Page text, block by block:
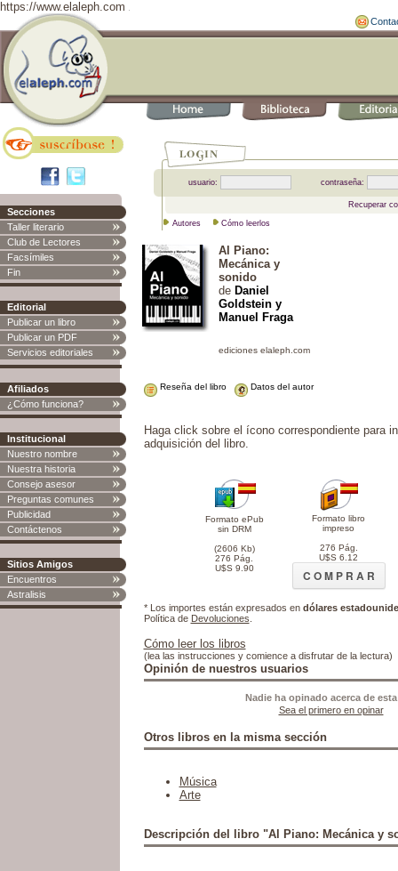
https://www.elaleph.com
Secciones
Taller literario
Club de Lectores
Facsímiles
Fin
Editorial
Publicar un libro
Publicar un PDF
Servicios editoriales
Afiliados
¿Cómo funciona?
Institucional
Nuestro nombre
Nuestra historia
Consejo asesor
Preguntas comunes
Publicidad
Contáctenos
Sitios Amigos
Encuentros
Astralisis
usuario: contraseña:
Recuperar
Autores Cómo leerlos
Al Piano:
Mecánica y
sonido
de Daniel
Goldstein y
Manuel Fraga
Reseña del libro Datos del autor
Haga click sobre el ícono correspondiente para
adquisición del libro.
Formato ePub
sin DRM
(2606 Kb)
276 Pág.
U$S 9.90
Formato libro
impreso
276 Pág.
U$S 6.12
C O M P R A R
* Los importes están expresados en dólares
Política de Devoluciones
Cómo leer los libros
(lea las instrucciones y comience a disfrutar de la lectura)
Opinión de nuestros usuarios
Nadie ha opinado acerca de
Sea el primero en opinar
Otros libros en la misma sección
Música
Arte
Descripción del libro "Al Piano: Mecánica y